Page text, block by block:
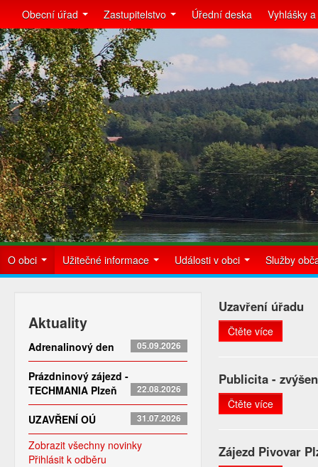
Obecní úřad Zastupitelstvo Úřední deska Vyhlášky
O obci Užitečné informace Události v obci Služby
Aktuality
Adrenalinový den 05.09.2026
Prázdninový zájezd -
TECHMANIA Plzeň
22.08.2026
UZAVŘENÍ OÚ 31.07.2026
Zobrazit všechny novinky
Přihlásit k odběru
Uzavření úřadu
Čtěte více
Publicita -
Čtěte více
Zájezd Pivovar